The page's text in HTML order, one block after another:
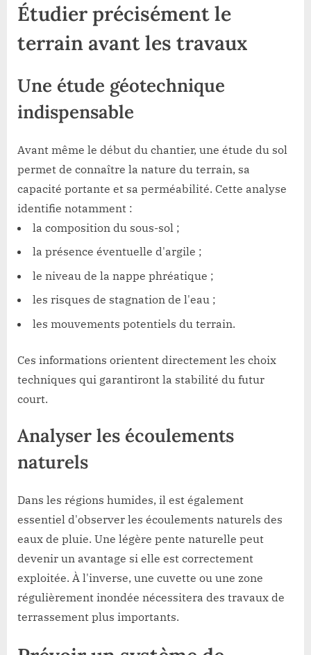
Étudier précisément le
terrain avant les travaux
Une étude géotechnique
indispensable
Avant même le début du chantier, une étude du sol
permet de connaître la nature du terrain, sa
capacité portante et sa perméabilité. Cette analyse
identifie notamment :
la composition du sous-sol ;
la présence éventuelle d'argile ;
le niveau de la nappe phréatique ;
les risques de stagnation de l'eau ;
les mouvements potentiels du terrain.
Ces informations orientent directement les choix
techniques qui garantiront la stabilité du futur
court.
Analyser les écoulements
naturels
Dans les régions humides, il est également
essentiel d'observer les écoulements naturels des
eaux de pluie. Une légère pente naturelle peut
devenir un avantage si elle est correctement
exploitée. À l'inverse, une cuvette ou une zone
régulièrement inondée nécessitera des travaux de
terrassement plus importants.